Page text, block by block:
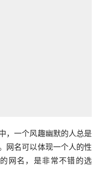
，一个风趣幽默的人总是
网名可以体现一个人的性
网名，是非常不错的选